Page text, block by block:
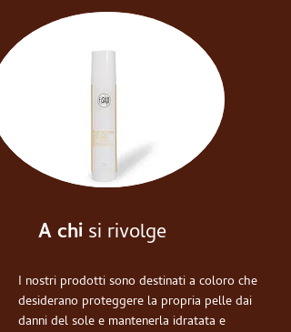
A chisi rivolge
I nostri prodotti sono destinati a coloro che
desiderano proteggere la propria pelle dai
danni del sole e mantenerla idratata e